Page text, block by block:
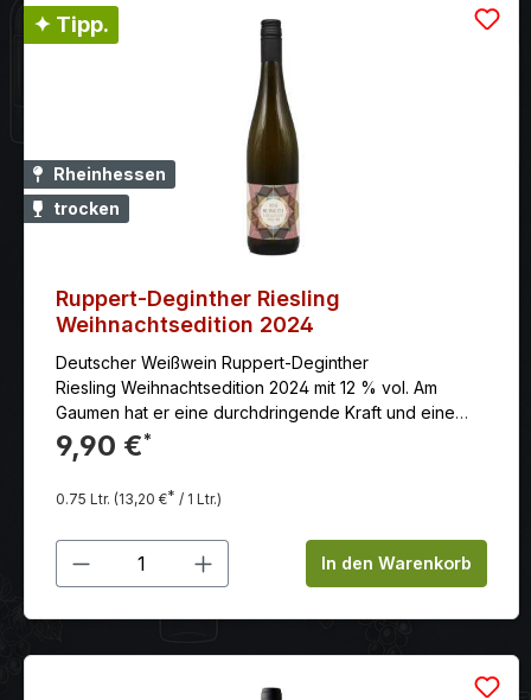
✦ Tipp.
Rheinhessen
trocken
Ruppert-Deginther Riesling
Weihnachtsedition 2024
Deutscher Weißwein Ruppert-Deginther
Riesling Weihnachtsedition 2024 mit 12 % vol. Am
Gaumen hat er eine durchdringende Kraft und eine
rassige Struktur. Fruchtbetont und finessenreich,
Aromen von Weinbergspfirsich und grünem Apfel.
9,90 €*
0.75 Ltr. (13,20 €* / 1 Ltr.)
Produkt Anzahl: Gib denIn den Warenkorb